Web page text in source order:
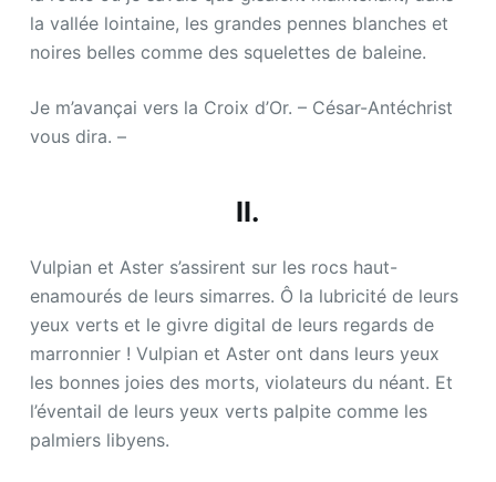
la vallée lointaine, les grandes pennes blanches et
noires belles comme des squelettes de baleine.
Je m’avançai vers la Croix d’Or. – César-Antéchrist
vous dira. –
II.
Vulpian et Aster s’assirent sur les rocs haut-
enamourés de leurs simarres. Ô la lubricité de leurs
yeux verts et le givre digital de leurs regards de
marronnier ! Vulpian et Aster ont dans leurs yeux
les bonnes joies des morts, violateurs du néant. Et
l’éventail de leurs yeux verts palpite comme les
palmiers libyens.